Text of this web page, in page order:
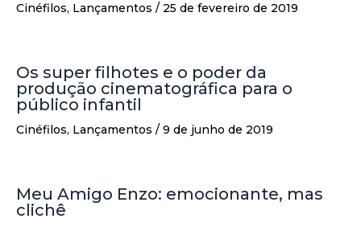
Cinéfilos, Lançamentos / 25 de fevereiro de 2019
Os super filhotes e o poder da
produção cinematográfica para o
público infantil
Cinéfilos, Lançamentos / 9 de junho de 2019
Meu Amigo Enzo: emocionante, mas
clichê